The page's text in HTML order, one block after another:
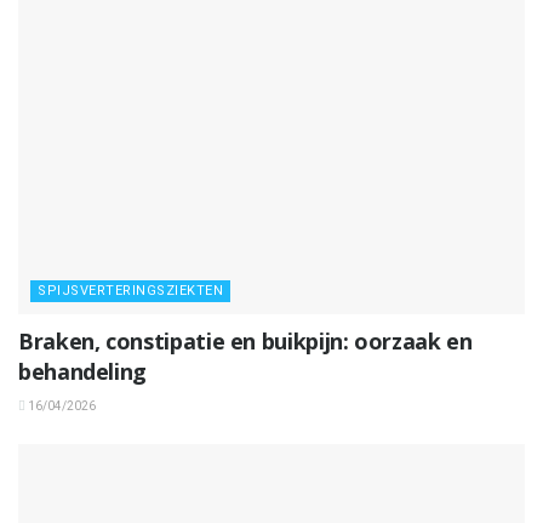
SPIJSVERTERINGSZIEKTEN
Braken, constipatie en buikpijn: oorzaak en
behandeling
16/04/2026